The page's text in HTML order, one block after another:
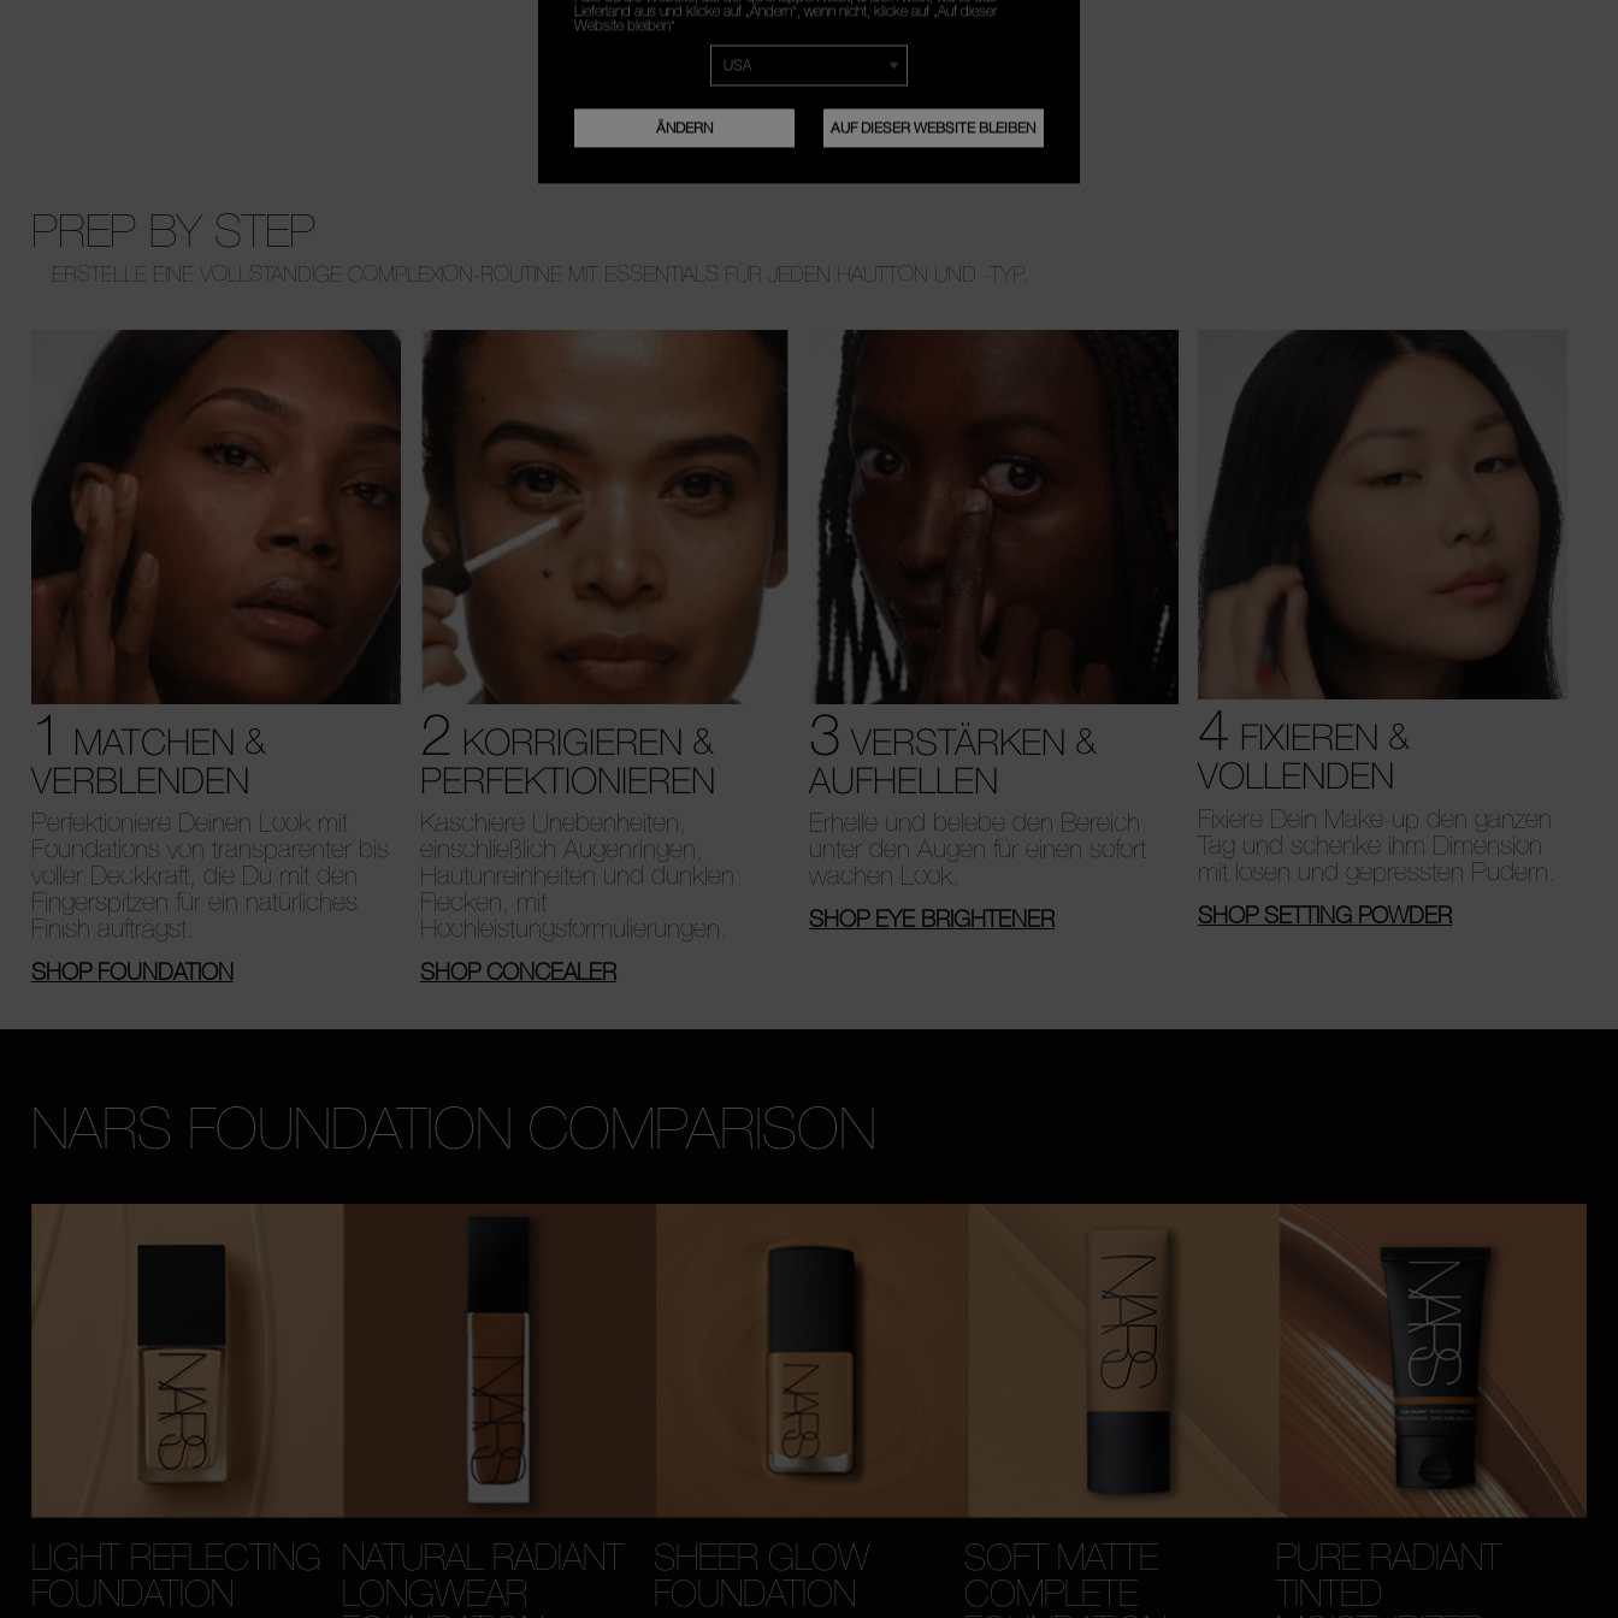
PREP BY STEP
ERSTELLE EINE VOLLSTÄNDIGE COMPLEXION-ROUTINE MIT ESSENTIALS FÜR JEDEN HAUTTON UND -TYP.
1 MATCHEN &
VERBLENDEN
Perfektioniere Deinen Look mit
Foundations von transparenter bis
voller Deckkraft, die Du mit den
Fingerspitzen für ein natürliches
Finish aufträgst.
SHOP FOUNDATION
2 KORRIGIEREN &
PERFEKTIONIEREN
Kaschiere Unebenheiten,
einschließlich Augenringen,
Hautunreinheiten und dunklen
Flecken, mit
Hochleistungsformulierungen.
SHOP CONCEALER
3 VERSTÄRKEN &
AUFHELLEN
Erhelle und belebe den Bereich
unter den Augen für einen sofort
wachen Look.
SHOP EYE BRIGHTENER
4 FIXIEREN &
VOLLENDEN
Fixiere Dein Make-up den ganzen
Tag und schenke ihm Dimension
mit losen und gepressten Pudern.
SHOP SETTING POWDER
NARS FOUNDATION COMPARISON
LIGHT REFLECTING
FOUNDATION
NATURAL RADIANT
LONGWEAR
SHEER GLOW
FOUNDATION
SOFT MATTE
COMPLETE
PURE RADIANT
TINTED
Lieferland aus und klicke auf „Ändern“, wenn nicht, klicke auf „Auf dieser
Website bleiben“
ÄNDERN AUF DIESER WEBSITE BLEIBEN